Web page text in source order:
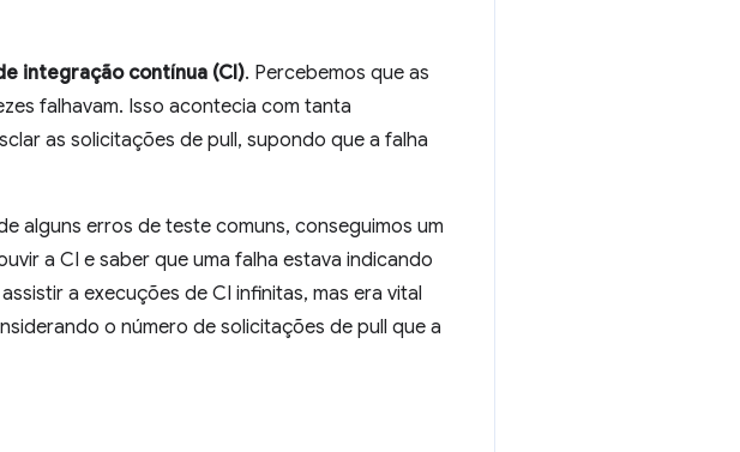
integração contínua (CI). Percebemos que as
falhavam. Isso acontecia com tanta
as solicitações de pull, supondo que a falha
alguns erros de teste comuns, conseguimos um
a CI e saber que uma falha estava indicando
a execuções de CI infinitas, mas era vital
o número de solicitações de pull que a